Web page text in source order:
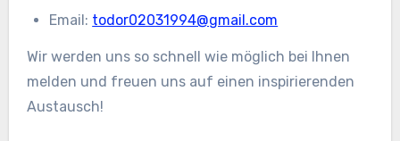
Email: todor02031994@gmail.com
Wir werden uns so schnell wie möglich bei Ihnen
melden und freuen uns auf einen inspirierenden
Austausch!